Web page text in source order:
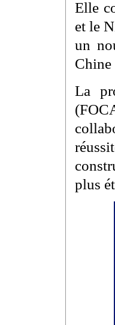
Elle
et le
un
Chine
La
plus